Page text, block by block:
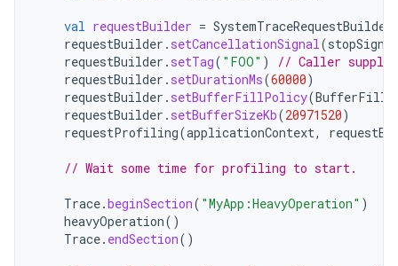
val requestBuilder = SystemTraceRequestBuilder
requestBuilder . setCancellationSignal(stopSignal
requestBuilder . setTag( "FOO" )
// Caller
requestBuilder . setDurationMs(60000)
requestBuilder . setBufferFillPolicy(
requestBuilder . setBufferSizeKb(20971520)
requestProfiling(applicationContext,
// Wait some time for profiling to start.
Trace.beginSection( "MyApp:HeavyOperation" )
heavyOperation()
Trace. endSection()